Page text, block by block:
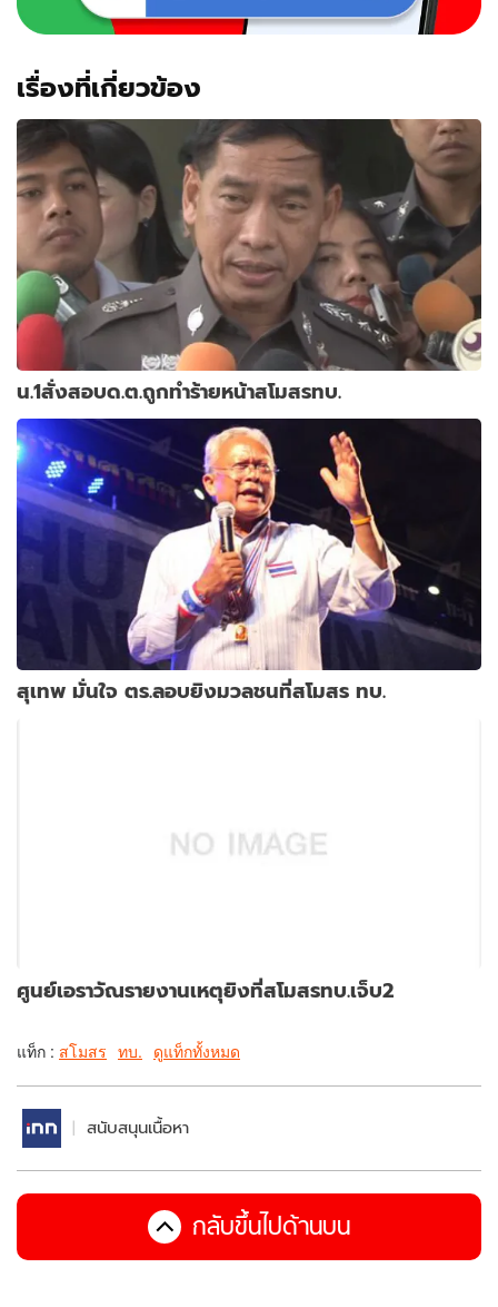
เรื่องที่เกี่ยวข้อง
น.1สั่งสอบด.ต.ถูกทำร้ายหน้าสโมสรทบ.
สุเทพ มั่นใจ ตร.ลอบยิงมวลชนที่สโมสร ทบ.
ศูนย์เอราวัณรายงานเหตุยิงที่สโมสรทบ.เจ็บ2
แท็ก : สโมสร ทบ. ดูแท็กทั้งหมด
สนับสนุนเนื้อหา
กลับขึ้นไปด้านบน